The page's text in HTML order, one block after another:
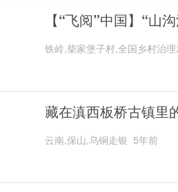
【“飞阅”中国】“山
铁岭,柴家堡子村,全国乡村治
藏在滇西板桥古镇里
云南,保山,乌铜走银 5年前